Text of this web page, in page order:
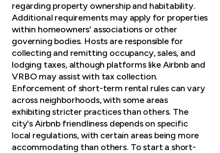
regarding property ownership and habitability.
Additional requirements may apply for properties
within homeowners' associations or other
governing bodies. Hosts are responsible for
collecting and remitting occupancy, sales, and
lodging taxes, although platforms like Airbnb and
VRBO may assist with tax collection.
Enforcement of short-term rental rules can vary
across neighborhoods, with some areas
exhibiting stricter practices than others. The
city's Airbnb friendliness depends on specific
local regulations, with certain areas being more
accommodating than others. To start a short-